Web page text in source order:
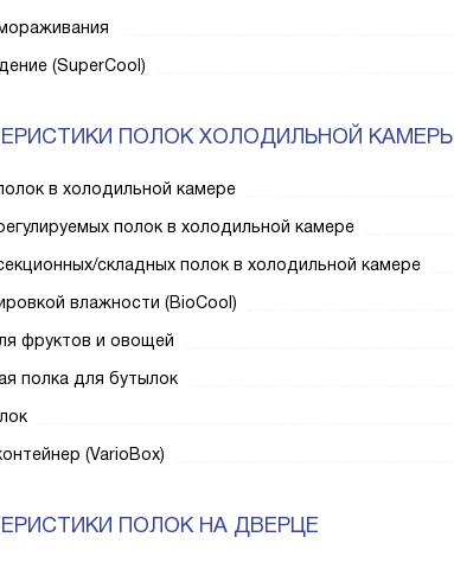
(SuperCool)
ПОЛОК ХОЛОДИЛЬНОЙ КАМЕРЫ
в холодильной камере
полок в холодильной камере
складных полок в холодильной камере
влажности (BioCool)
фруктов и овощей
полка для бутылок
(VarioBox)
ПОЛОК НА ДВЕРЦЕ